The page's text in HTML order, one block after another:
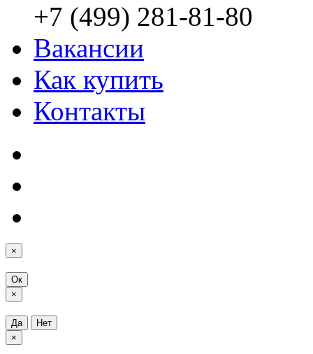
+7 (499) 281-81-80
Вакансии
Как купить
Контакты
×
Ок
×
Да
Нет
×